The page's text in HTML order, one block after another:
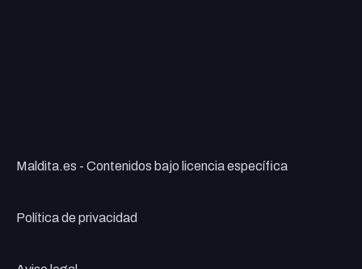
Maldita.es - Contenidos bajo licencia específica
Política de privacidad